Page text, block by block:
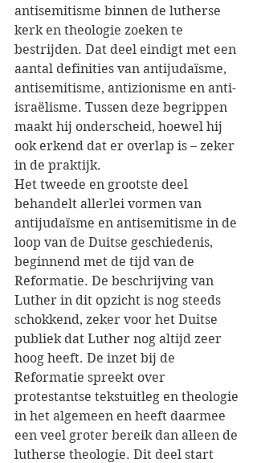
antisemitisme binnen de lutherse
kerk en theologie zoeken te
bestrijden. Dat deel eindigt met een
aantal definities van antijudaïsme,
antisemitisme, antizionisme en anti-
israëlisme. Tussen deze begrippen
maakt hij onderscheid, hoewel hij
ook erkend dat er overlap is – zeker
in de praktijk.
Het tweede en grootste deel
behandelt allerlei vormen van
antijudaïsme en antisemitisme in de
loop van de Duitse geschiedenis,
beginnend met de tijd van de
Reformatie. De beschrijving van
Luther in dit opzicht is nog steeds
schokkend, zeker voor het Duitse
publiek dat Luther nog altijd zeer
hoog heeft. De inzet bij de
Reformatie spreekt over
protestantse tekstuitleg en theologie
in het algemeen en heeft daarmee
een veel groter bereik dan alleen de
lutherse theologie. Dit deel start